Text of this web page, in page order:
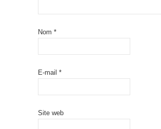
Nom *
E-mail *
Site web